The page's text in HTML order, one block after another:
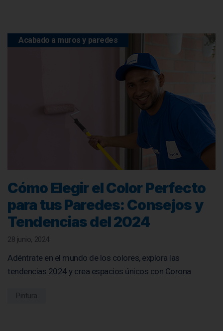
Acabado a muros y paredes
Cómo Elegir el Color Perfecto
para tus Paredes: Consejos y
Tendencias del 2024
28 junio, 2024
Adéntrate en el mundo de los colores, explora las
tendencias 2024 y crea espacios únicos con Corona
Pintura